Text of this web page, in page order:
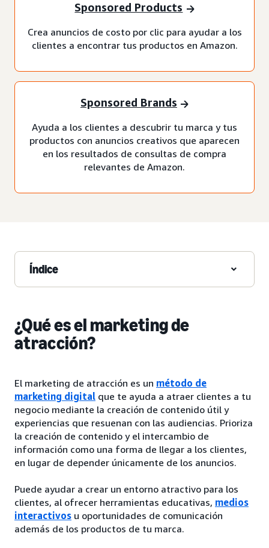
Sponsored Products
Crea anuncios de costo por clic para ayudar a los
clientes a encontrar tus productos en Amazon.
Sponsored Brands
Ayuda a los clientes a descubrir tu marca y tus
productos con anuncios creativos que aparecen
en los resultados de consultas de compra
relevantes de Amazon.
Índice
¿Qué es el marketing de
atracción?
El marketing de atracción es un método de
marketing digital que te ayuda a atraer clientes a tu
negocio mediante la creación de contenido útil y
experiencias que resuenan con las audiencias. Prioriza
la creación de contenido y el intercambio de
información como una forma de llegar a los clientes,
en lugar de depender únicamente de los anuncios.
Puede ayudar a crear un entorno atractivo para los
clientes, al ofrecer herramientas educativas, medios
interactivos u oportunidades de comunicación
además de los productos de tu marca.